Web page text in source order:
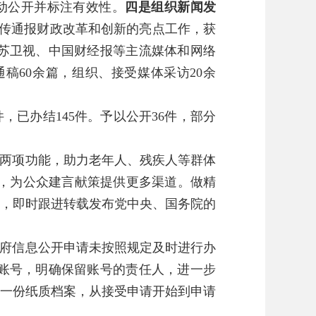
开并标注有效性。
四是组织新闻发
通报财政改革和创新的亮点工作，获
卫视、中国财经报等主流媒体和网络
60余篇，组织、接受媒体采访20余
已办结145件。予以公开36件，部分
项功能，助力老年人、残疾人等群体
为公众建言献策提供更多渠道。做精
即时跟进转载发布党中央、国务院的
信息公开申请未按照规定及时进行办
号，明确保留账号的责任人，进一步
份纸质档案，从接受申请开始到申请